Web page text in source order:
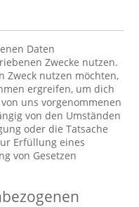
Daten
Zwecke nutzen.
Zweck nutzen möchten,
ergreifen, um dich
uns vorgenommenen
von den Umständen
oder die Tatsache
Erfüllung eines
von Gesetzen